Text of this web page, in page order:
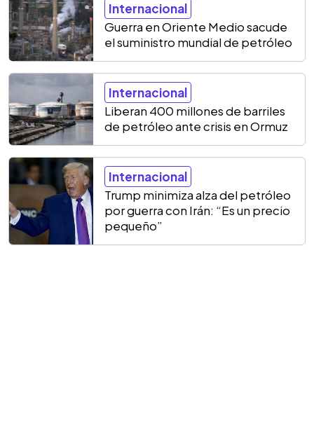
Internacional
Guerra en Oriente Medio sacude
el suministro mundial de petróleo
Internacional
Liberan 400 millones de barriles
de petróleo ante crisis en Ormuz
Internacional
Trump minimiza alza del petróleo
por guerra con Irán: “Es un precio
pequeño”